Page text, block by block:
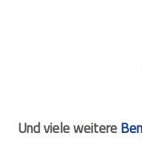
Und viele weitere